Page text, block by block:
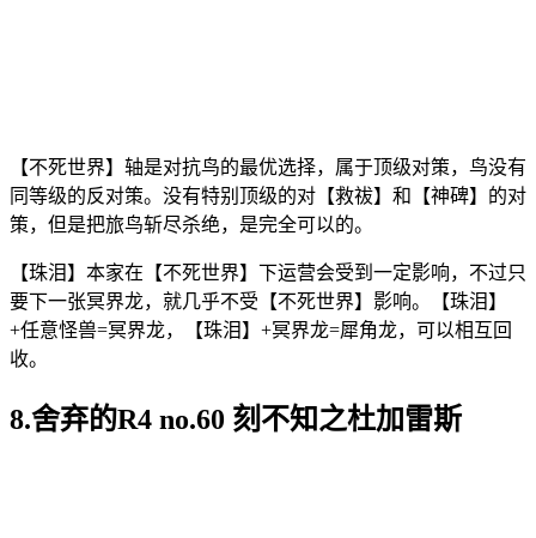
【不死世界】轴是对抗鸟的最优选择，属于顶级对策，鸟没有
同等级的反对策。没有特别顶级的对【救祓】和【神碑】的对
策，但是把旅鸟斩尽杀绝，是完全可以的。
【珠泪】本家在【不死世界】下运营会受到一定影响，不过只
要下一张冥界龙，就几乎不受【不死世界】影响。【珠泪】
+任意怪兽=冥界龙，【珠泪】+冥界龙=犀角龙，可以相互回
收。
8.舍弃的R4 no.60 刻不知之杜加雷斯